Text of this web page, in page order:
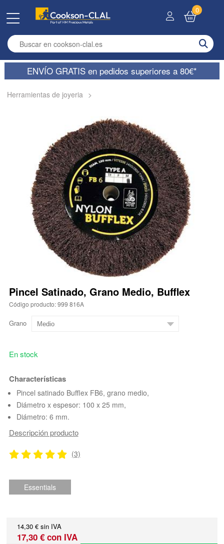
Enter search term
0
ENVÍO GRATIS en pedidos superiores a 80€*
Herramientas de joyeria >
Pincel Satinado, Grano Medio, Bufflex
Código producto: 999 816A
Grano
En stock
Characterísticas
Pincel satinado Bufflex FB6, grano medio,
Diámetro x espesor: 100 x 25 mm,
Diámetro: 6 mm.
Descripción producto
(3)
Essentials
14,30 € sin IVA
17,30 € con IVA